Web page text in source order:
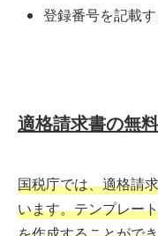
登録番号を記載
適格請求書の無
国税庁では、適格請
います。テンプレー